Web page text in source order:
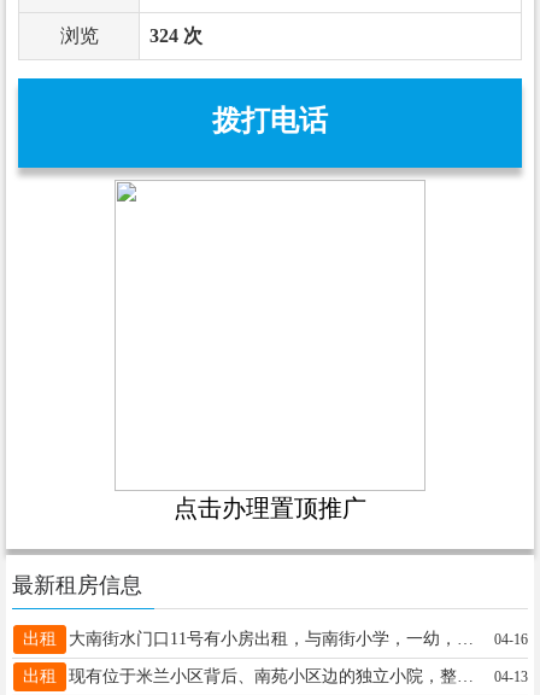
浏览 324 次
拨打电话
点击办理置顶推广
最新租房信息
出租 04-16
出租 现有位于米兰小区背后、南苑小区边的独立小院，整体二层出租，面积360平米，可办公，可居住，水电暖齐全，交通便利，环境优美，临近宏远小学，宏远广场，让您拥有一个温馨的小家，价格面议，有意者请联系。13653633139 04-13